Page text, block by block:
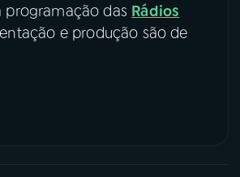
programação das Rádios
e produção são de